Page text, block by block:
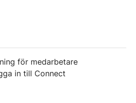
för medarbetare
in till Connect